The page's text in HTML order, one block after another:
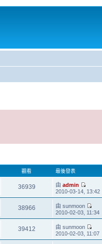
觀看 最後發表
36939 由admin
2010-03-14, 13:42
38966
由 sunmoon
2010-02-03, 11:34
39412
由 sunmoon
2010-02-03, 11:07